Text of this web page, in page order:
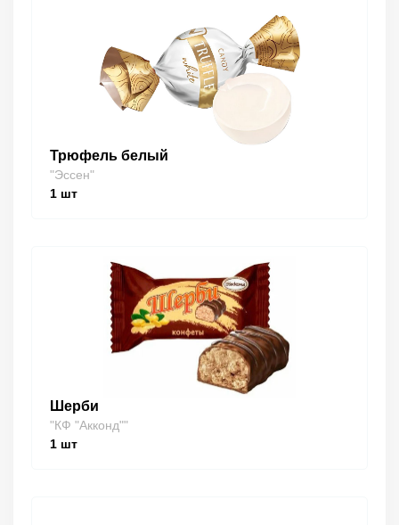
Трюфель белый
"Эссен"
1 шт
Шерби
"КФ "Акконд""
1 шт